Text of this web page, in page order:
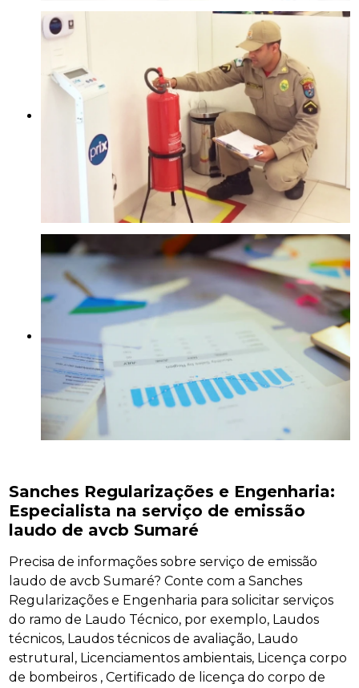
Sanches Regularizações e Engenharia:
Especialista na serviço de emissão
laudo de avcb Sumaré
Precisa de informações sobre serviço de emissão
laudo de avcb Sumaré? Conte com a Sanches
Regularizações e Engenharia para solicitar serviços
do ramo de Laudo Técnico, por exemplo, Laudos
técnicos, Laudos técnicos de avaliação, Laudo
estrutural, Licenciamentos ambientais, Licença corpo
de bombeiros , Certificado de licença do corpo de